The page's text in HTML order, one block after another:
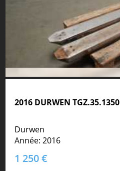
2016 DURWEN TGZ.35.1350
Durwen
Année: 2016
1 250 €